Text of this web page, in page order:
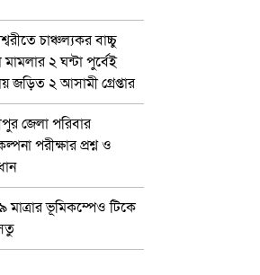
চাঞ্চল্যকর বাচ্চু
মামলার ২ ঘন্টা পুর্বেই
জড়িত ২ আসামী গ্রেপ্তার
জেলা পরিবার
পরীক্ষার প্রশ্ন ও
মাত্রার ভূমিকম্পেও টিকে